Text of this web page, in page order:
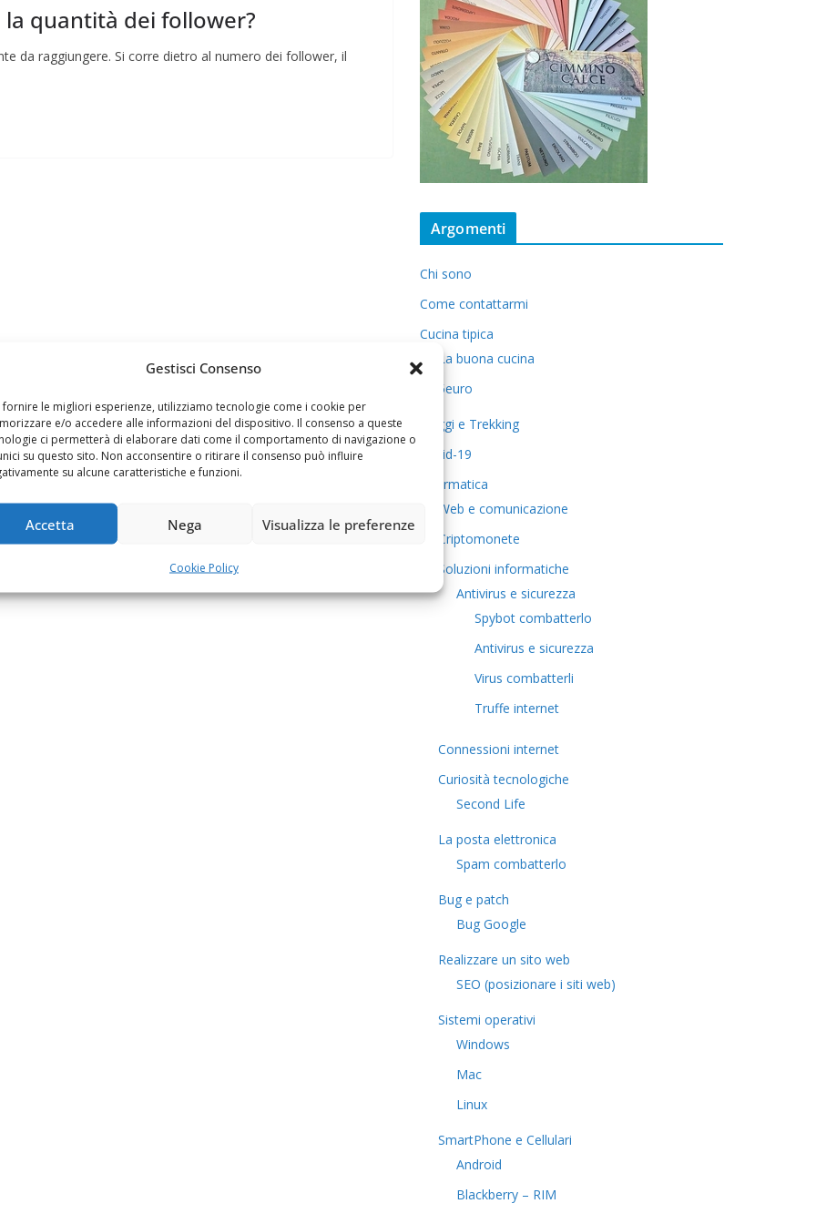
Gestisci Consenso
fornire le migliori esperienze, utilizziamo tecnologie come i cookie per
e/o accedere alle informazioni del dispositivo. Il consenso a queste
ci permetterà di elaborare dati come il comportamento di navigazione o
su questo sito. Non acconsentire o ritirare il consenso può influire
su alcune caratteristiche e funzioni.
Accetta Nega Visualizza le preferenze
Cookie Policy
la quantità dei follower?
da raggiungere. Si corre dietro al numero dei follower, il
Argomenti
Chi sono
Come contattarmi
Cucina tipica
La buona cucina
5euro
Viaggi e Trekking
Covid-19
Informatica
Web e comunicazione
Criptomonete
Soluzioni informatiche
Antivirus e sicurezza
Spybot combatterlo
Antivirus e sicurezza
Virus combatterli
Truffe internet
Connessioni internet
Curiosità tecnologiche
​Second Life
La posta elettronica
Spam combatterlo
Bug e patch
Bug Google
Realizzare un sito web
SEO (posizionare i siti web)
Sistemi operativi
Windows
Mac
Linux
SmartPhone e Cellulari
Android
Blackberry – RIM